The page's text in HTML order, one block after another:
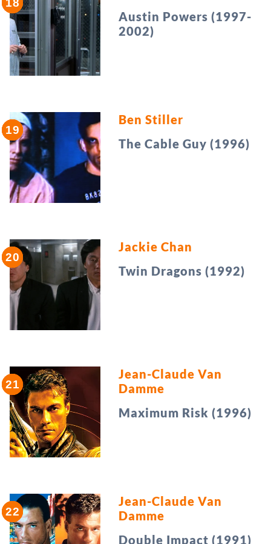
Austin Powers (1997-
2002)
Ben Stiller
The Cable Guy (1996)
Jackie Chan
Twin Dragons (1992)
Jean-Claude Van
Damme
Maximum Risk (1996)
Jean-Claude Van
Damme
Double Impact (1991)